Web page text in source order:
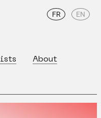
About
FR EN